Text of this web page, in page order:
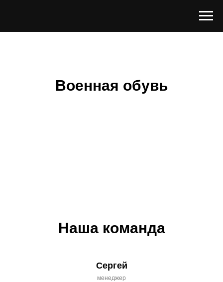
Военная обувь
Наша команда
Сергей
менеджер